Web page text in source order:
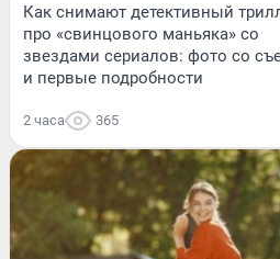
Как снимают детективный
про «свинцового маньяка» со
звездами сериалов: фото со
и первые подробности
2 часа 365